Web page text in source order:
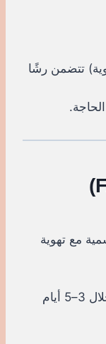
تتضمن رشًا
مع تهوية
تختفي الحشرات بشكل ملحوظ خلال 3–5 أيام